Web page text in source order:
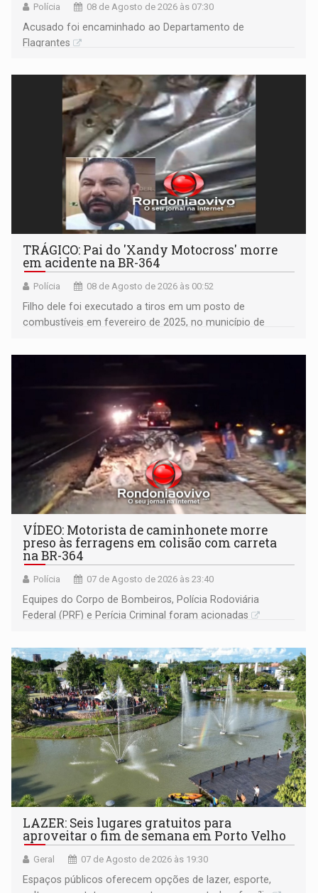
Polícia 08 de Agosto de 2026 às 07:30
Acusado foi encaminhado ao Departamento de
Flagrantes
TRÁGICO: Pai do 'Xandy Motocross' morre
em acidente na BR-364
Polícia 08 de Agosto de 2026 às 00:52
Filho dele foi executado a tiros em um posto de
combustíveis em fevereiro de 2025, no município de
VÍDEO: Motorista de caminhonete morre
preso às ferragens em colisão com carreta
na BR-364
Polícia 07 de Agosto de 2026 às 23:40
Equipes do Corpo de Bombeiros, Polícia Rodoviária
Federal (PRF) e Perícia Criminal foram acionadas
LAZER: Seis lugares gratuitos para
aproveitar o fim de semana em Porto Velho
Geral 07 de Agosto de 2026 às 19:30
Espaços públicos oferecem opções de lazer, esporte,